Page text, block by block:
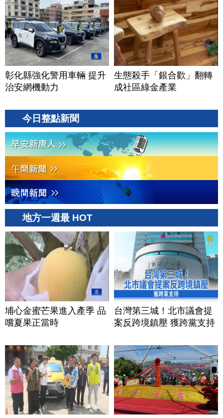
彰化縣強化警用車輛 提升
治安網機動力
生態殺手「銀合歡」翻轉
成社區綠金產業
今日整點新聞
地方一週最 HOT
埔心金蜜芒果進入產季 品
嚐夏果正當時
台灣第三城！北市議會提
案反跨境鎮壓 獲跨黨支持